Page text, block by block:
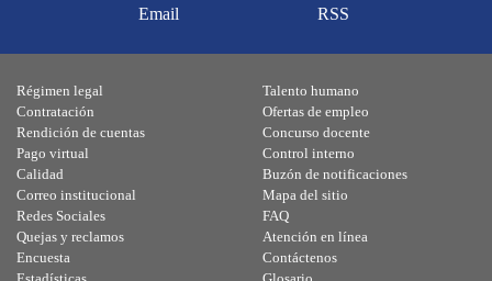
Email RSS
Régimen legal
Contratación
Rendición de cuentas
Pago virtual
Calidad
Talento humano
Ofertas de empleo
Concurso docente
Control interno
Buzón de notificaciones
Correo institucional
Redes Sociales
Quejas y reclamos
Encuesta
Mapa del sitio
FAQ
Atención en línea
Contáctenos